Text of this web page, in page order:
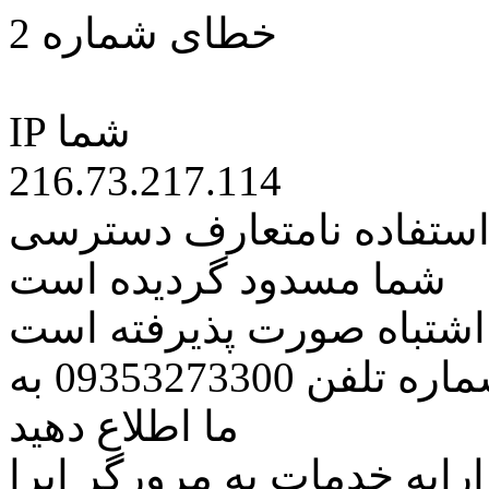
خطای شماره 2
IP شما
216.73.217.114
نامتعارف دسترسی
شما مسدود گردیده است
اشتباه صورت پذیرفته است
مراتب این مسئله را از طریق شماره تلفن 09353273300 به
ما اطلاع دهید
خدمات به مرورگر اپرا